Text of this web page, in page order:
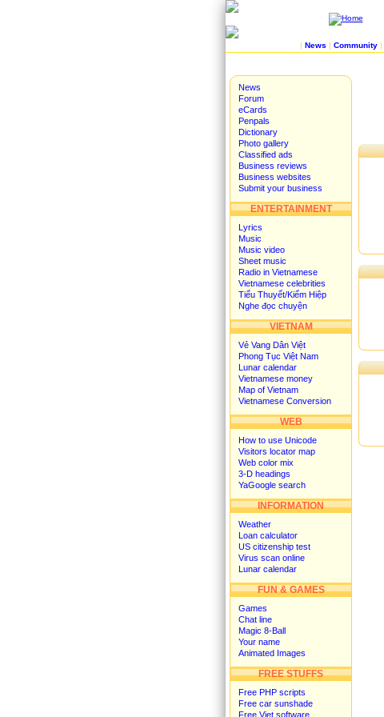
| News | Community |
News
Forum
eCards
Penpals
Dictionary
Photo gallery
Classified ads
Business reviews
Business websites
Submit your business
ENTERTAINMENT
Lyrics
Music
Music video
Sheet music
Radio in Vietnamese
Vietnamese celebrities
Tiểu Thuyết/Kiếm Hiệp
Nghe đọc chuyện
VIETNAM
Vẻ Vang Dân Việt
Phong Tục Việt Nam
Lunar calendar
Vietnamese money
Map of Vietnam
Vietnamese Conversion
WEB
How to use Unicode
Visitors locator map
Web color mix
3-D headings
YaGoogle search
INFORMATION
Weather
Loan calculator
US citizenship test
Virus scan online
Lunar calendar
FUN & GAMES
Games
Chat line
Magic 8-Ball
Your name
Animated Images
FREE STUFFS
Free PHP scripts
Free car sunshade
Free Viet software